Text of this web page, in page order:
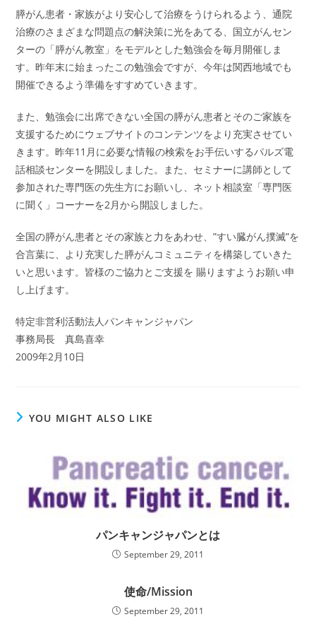
膵がん患者・家族がより安心して治療をうけられるよう、通院
治療のさまざまな問題点の解決策に光をあてる、国立がんセン
ターの「膵がん教室」をモデルとした勉強会を毎月開催しま
す。昨年末に始まったこの勉強会ですが、今年は関西地域でも
開催できるよう準備をすすめていきます。
また、勉強会に出席できない全国の膵がん患者とそのご家族を
支援するためにウェブサイトのコンテンツをより充実させてい
きます。昨年11月に必要な情報の検索をお手伝いするパルズ電
話相談センターを開設しました。また、セミナーに講師として
参加された専門医の先生方にお願いし、ネット相談室「専門医
に聞く」コーナーを2月から開設しました。
全国の膵がん患者とその家族と力をあわせ、”すい臓がん撲滅”を
合言葉に、より充実した膵がんコミュニティを構築していきた
いと思います。皆様のご協力とご支援を 賜りますようお願い申
し上げます。
特定非営利活動法人パンキャンジャパン
事務局長 真島喜幸
2009年2月10日
YOU MIGHT ALSO LIKE
パンキャンジャパンとは
September 29, 2011
使命/Mission
September 29, 2011